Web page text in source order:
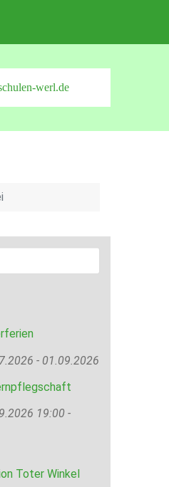
werl.de
- 01.09.2026
19:00 -
Toter Winkel